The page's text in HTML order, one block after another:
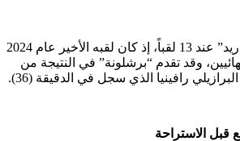
وتوقف رصيد “ريال مدريد” عند 13 لقباً، إذ كان لقبه الأخير عام 2024
وقد تقدم “برشلونة” في النتيجة من
رافينيا الذي سجل في الدقيقة (36).
قبل الاستراحة